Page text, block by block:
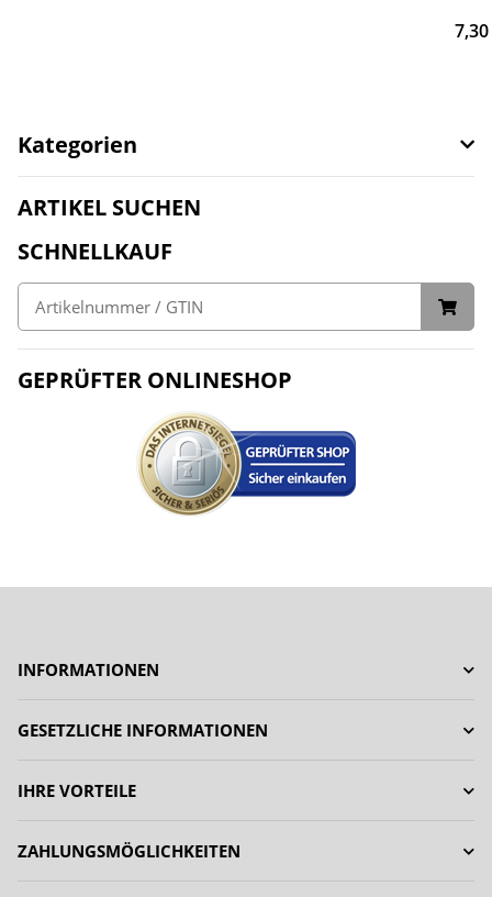
Kategorien
ARTIKEL SUCHEN
SCHNELLKAUF
GEPRÜFTER ONLINESHOP
INFORMATIONEN
GESETZLICHE INFORMATIONEN
IHRE VORTEILE
ZAHLUNGSMÖGLICHKEITEN